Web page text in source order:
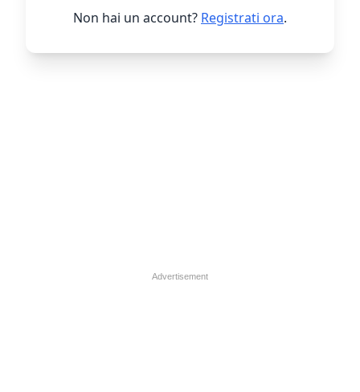
Non hai un account? Registrati ora.